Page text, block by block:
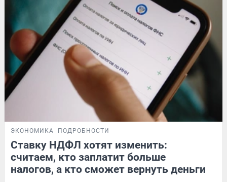
ЭКОНОМИКА ПОДРОБНОСТИ
Ставку НДФЛ хотят изменить:
считаем, кто заплатит больше
налогов, а кто сможет вернуть деньги